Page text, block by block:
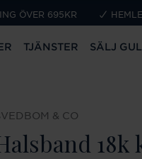
ÖVER 695KR
TJÄNSTER SÄLJ
& CO
18k